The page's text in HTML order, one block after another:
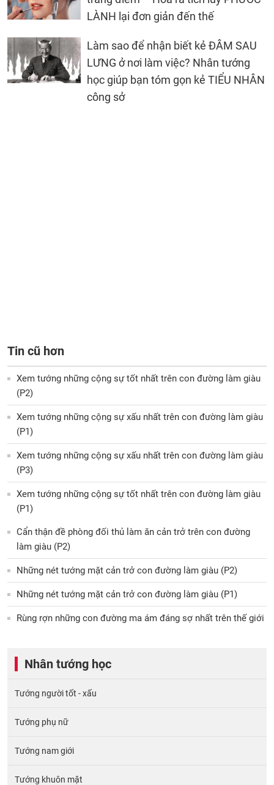
LÀNH lại đơn giản đến thế
Làm sao để nhận biết kẻ ĐÂM SAU
LƯNG ở nơi làm việc? Nhân tướng
học giúp bạn tóm gọn kẻ TIỂU NHÂN
công sở
Tin cũ hơn
Xem tướng những cộng sự tốt nhất trên con đường làm giàu
(P2)
Xem tướng những cộng sự xấu nhất trên con đường làm giàu
(P1)
Xem tướng những cộng sự xấu nhất trên con đường làm giàu
(P3)
Xem tướng những cộng sự tốt nhất trên con đường làm giàu
(P1)
Cẩn thận đề phòng đối thủ làm ăn cản trở trên con đường
làm giàu (P2)
Những nét tướng mặt cản trở con đường làm giàu (P2)
Những nét tướng mặt cản trở con đường làm giàu (P1)
Rùng rợn những con đường ma ám đáng sợ nhất trên thế giới
Nhân tướng học
Tướng người tốt - xấu
Tướng phụ nữ
Tướng nam giới
Tướng khuôn mặt